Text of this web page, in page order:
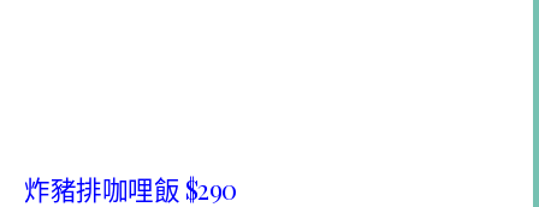
炸豬排咖哩飯 $290